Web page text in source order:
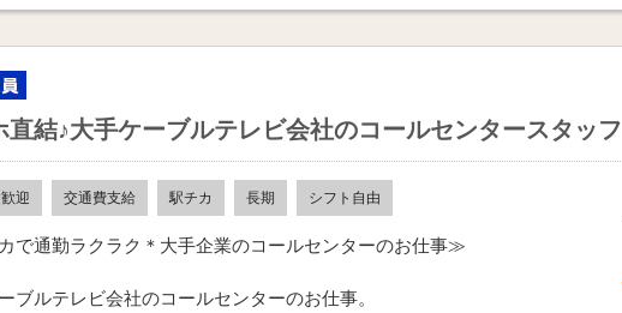
直結♪大手ケーブルテレビ会社のコールセンタースタッフ
迎 交通費支給 駅チカ 長期 シフト自由
で通勤ラクラク＊大手企業のコールセンターのお仕事≫
ブルテレビ会社のコールセンターのお仕事。